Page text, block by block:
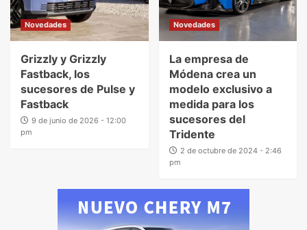
Novedades
Grizzly y Grizzly
Fastback, los
sucesores de Pulse y
Fastback
9 de junio de 2026 - 12:00
pm
Novedades
La empresa de
Módena crea un
modelo exclusivo a
medida para los
sucesores del
Tridente
2 de octubre de 2024 - 2:46
pm